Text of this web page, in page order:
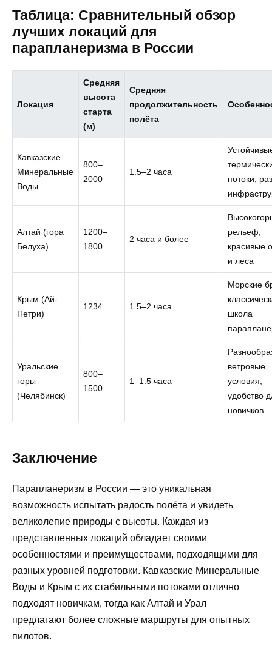
Таблица: Сравнительный обзор
лучших локаций для
парапланеризма в России
Локация
Средняя
высота
старта
(м)
Средняя
продолжительность
полёта
Кавказские
Минеральные
Воды
800–
2000
1.5–2 часа
потоки,
Алтай (гора
Белуха)
1200–
1800
2 часа и более
рельеф,
красивые
и леса
Крым (Ай-
Петри)
1234 1.5–2 часа
Морские
школа
Уральские
горы
(Челябинск)
800–
1500
1–1.5 часа
ветровые
условия,
удобство
новичков
Заключение
Парапланеризм в России — это уникальная
возможность испытать радость полёта и увидеть
великолепие природы с высоты. Каждая из
представленных локаций обладает своими
особенностями и преимуществами, подходящими для
разных уровней подготовки. Кавказские Минеральные
Воды и Крым с их стабильными потоками отлично
подходят новичкам, тогда как Алтай и Урал
предлагают более сложные маршруты для опытных
пилотов.